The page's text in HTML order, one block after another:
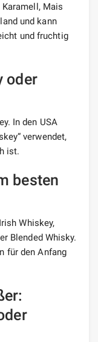
Mais
und kann
und fruchtig
oder
In den USA
verwendet,
ist.
besten
Whiskey,
Blended Whisky.
für den Anfang